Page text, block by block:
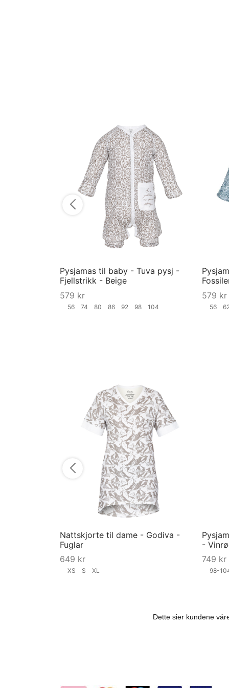
Pysjamas til baby - Tuva pysj -
Fjellstrikk - Beige
579 kr
56 74 80 86 92 98 104
579 kr
56
Nattskjorte til dame - Godiva -
Fuglar
649 kr
XS S XL
-
749 kr
98-